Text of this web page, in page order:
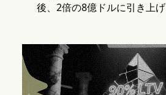
後、2倍の8億ドルに引き上げ